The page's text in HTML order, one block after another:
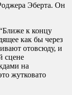
Эберта. Он
к концу
как бы через
отовсюду, и
сцене
на
жутковато